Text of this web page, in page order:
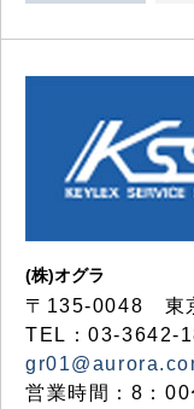
(株)オグラ
〒135-0048 東
TEL：03-3642-
営業時間：8：